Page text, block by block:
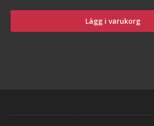
Lägg i varukorg